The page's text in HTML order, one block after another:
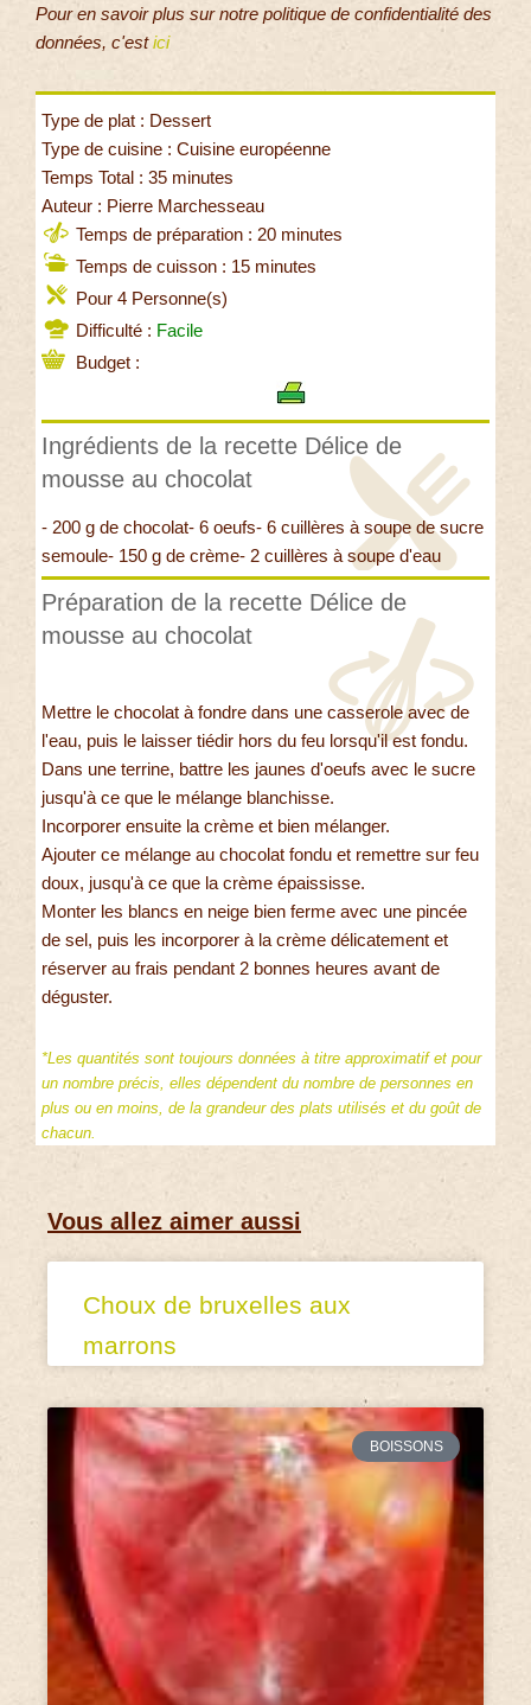
Pour en savoir plus sur notre politique de confidentialité des
données, c'estici
Type de plat : Dessert
Type de cuisine : Cuisine européenne
Temps Total : 35 minutes
Auteur : Pierre Marchesseau
Temps de préparation : 20 minutes
Temps de cuisson : 15 minutes
Pour 4 Personne(s)
Difficulté : Facile
Budget :
Ingrédients de la recette Délice de
mousse au chocolat
- 200 g de chocolat- 6 oeufs- 6 cuillères à soupe de sucre
semoule- 150 g de crème- 2 cuillères à soupe d'eau
Préparation de la recette Délice de
mousse au chocolat
Mettre le chocolat à fondre dans une casserole avec de
l'eau, puis le laisser tiédir hors du feu lorsqu'il est fondu.
Dans une terrine, battre les jaunes d'oeufs avec le sucre
jusqu'à ce que le mélange blanchisse.
Incorporer ensuite la crème et bien mélanger.
Ajouter ce mélange au chocolat fondu et remettre sur feu
doux, jusqu'à ce que la crème épaississe.
Monter les blancs en neige bien ferme avec une pincée
de sel, puis les incorporer à la crème délicatement et
réserver au frais pendant 2 bonnes heures avant de
déguster.
*Les quantités sont toujours données à titre approximatif et pour
un nombre précis, elles dépendent du nombre de personnes en
plus ou en moins, de la grandeur des plats utilisés et du goût de
chacun.
Vous allez aimer aussi
Choux de bruxelles aux
marrons
BOISSONS